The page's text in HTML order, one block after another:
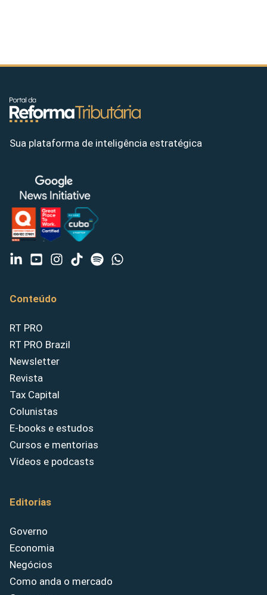
Sua plataforma de inteligência estratégica
Conteúdo
RT PRO
RT PRO Brazil
Newsletter
Revista
Tax Capital
Colunistas
E-books e estudos
Cursos e mentorias
Vídeos e podcasts
Editorias
Governo
Economia
Negócios
Como anda o mercado